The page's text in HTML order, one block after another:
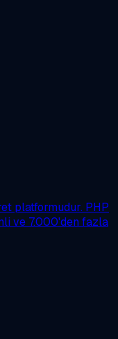
platformudur. PHP
ve 7.000'den fazla